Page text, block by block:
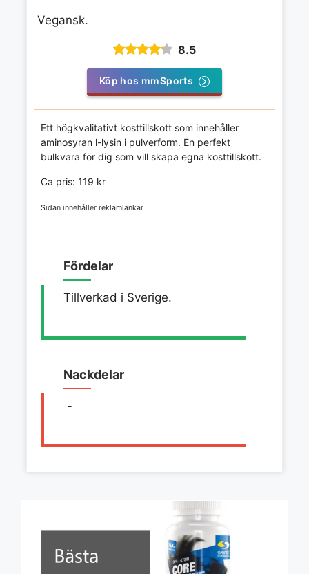
Vegansk.
8.5
Köp hos mmSports
Ett högkvalitativt kosttillskott som innehåller
aminosyran l-lysin i pulverform. En perfekt
bulkvara för dig som vill skapa egna kosttillskott.
Ca pris: 119 kr
Sidan innehåller reklamlänkar
Fördelar
Tillverkad i Sverige.
Nackdelar
-